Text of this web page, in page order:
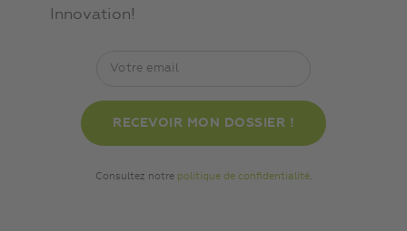
Innovation!
Consultez notre politique de confidentialité.